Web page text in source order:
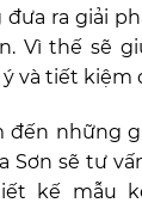
ra giải
Vì thế sẽ
và tiết kiệm
đến những
Sơn sẽ tư
kế mẫu